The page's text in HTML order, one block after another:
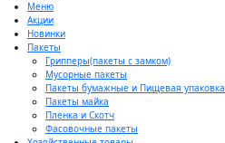
Меню
Акции
Новинки
Пакеты
Грипперы(пакеты с замком)
Мусорные пакеты
Пакеты бумажные и Пищевая упаковка
Пакеты майка
Пленка и Скотч
Фасовочные пакеты